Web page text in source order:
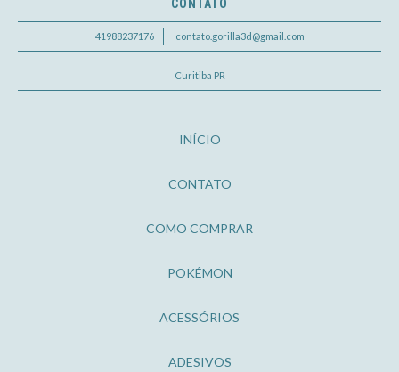
CONTATO
41988237176 contato.gorilla3d@gmail.com
Curitiba PR
INÍCIO
CONTATO
COMO COMPRAR
POKÉMON
ACESSÓRIOS
ADESIVOS